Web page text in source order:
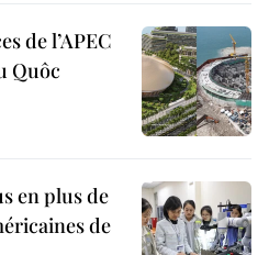
de l’APEC
Quôc
en plus de
de